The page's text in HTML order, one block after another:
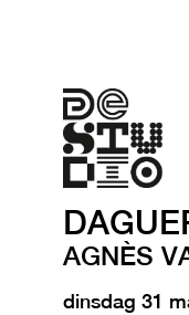
AGNÈS
dinsdag 31